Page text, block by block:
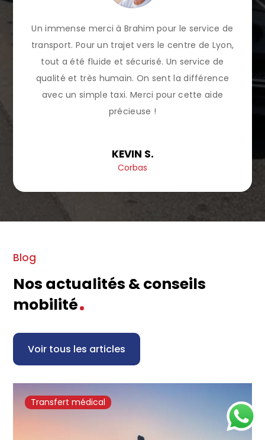
Un immense merci à Brahim pour le service de
transport. Pour un trajet vers le centre de Lyon,
tout a été fluide et sécurisé. Un service de
qualité et très humain. On sent la différence
avec un simple taxi. Merci pour cette aide
précieuse !
KEVIN S.
Corbas
Blog
Nos actualités & conseils
mobilité
Voir tous les articles
Transfert médical